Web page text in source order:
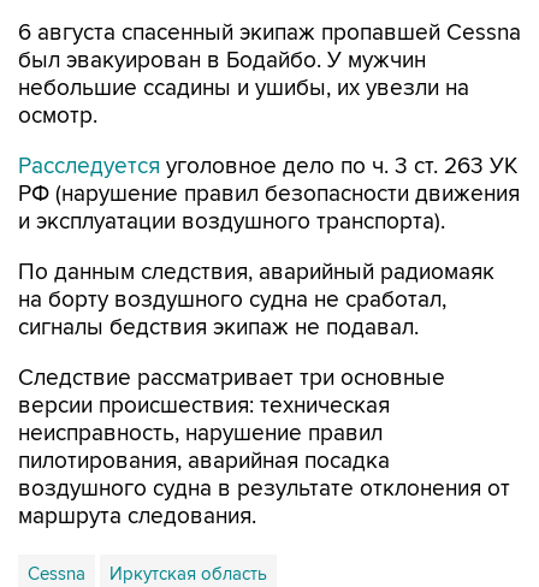
6 августа спасенный экипаж пропавшей Cessna
был эвакуирован в Бодайбо. У мужчин
небольшие ссадины и ушибы, их увезли на
осмотр.
Расследуется уголовное дело по ч. 3 ст. 263 УК
РФ (нарушение правил безопасности движения
и эксплуатации воздушного транспорта).
По данным следствия, аварийный радиомаяк
на борту воздушного судна не сработал,
сигналы бедствия экипаж не подавал.
Следствие рассматривает три основные
версии происшествия: техническая
неисправность, нарушение правил
пилотирования, аварийная посадка
воздушного судна в результате отклонения от
маршрута следования.
Cessna Иркутская область